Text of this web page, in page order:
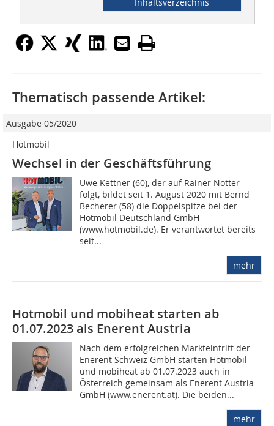
Inhaltsverzeichnis
Thematisch passende Artikel:
Ausgabe 05/2020
Hotmobil
Wechsel in der Geschäftsführung
Uwe Kettner (60), der auf Rainer Notter
folgt, bildet seit 1. August 2020 mit Bernd
Becherer (58) die Doppelspitze bei der
Hotmobil Deutschland GmbH
(www.hotmobil.de). Er verantwortet bereits
seit...
mehr
Hotmobil und mobiheat starten ab
01.07.2023 als Enerent Austria
Nach dem erfolgreichen Markteintritt der
Enerent Schweiz GmbH starten Hotmobil
und mobiheat ab 01.07.2023 auch in
Österreich gemeinsam als Enerent Austria
GmbH (www.enerent.at). Die beiden...
mehr